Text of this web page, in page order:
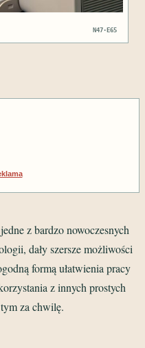
N47·E65
z bardzo nowoczesnych
dały szersze możliwości
formą ułatwienia pracy
z innych prostych
za chwilę.